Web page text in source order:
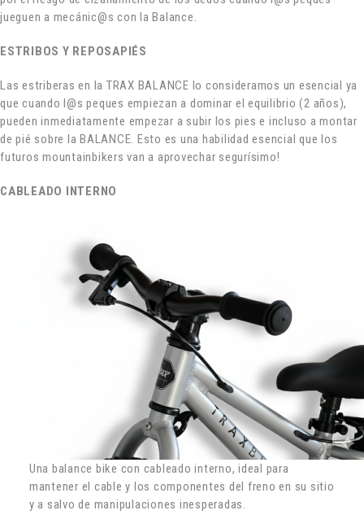
jueguen a mecánic@s con la Balance.
ESTRIBOS Y REPOSAPIÉS
Las estriberas en la TRAX BALANCE lo consideramos un esencial ya
que cuando l@s peques empiezan a dominar el equilibrio (2 años),
pueden inmediatamente empezar a subir los pies e incluso a montar
de pié sobre la BALANCE. Esto es una habilidad esencial que los
futuros mountainbikers van a aprovechar segurísimo!
CABLEADO INTERNO
Una balance bike con cableado interno, ideal para
mantener el cable y los componentes del freno en su sitio
y a salvo de manipulaciones inesperadas.